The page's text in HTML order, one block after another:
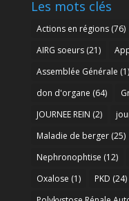
Les mots clés
Actions en régions(76)
AIRG soeurs(21)
Assemblée Générale (1)
don d'organe (64)
JOURNEE REIN (2)
Maladie de berger(25)
Nephronophtise (12)
Oxalose (1) PKD (24)